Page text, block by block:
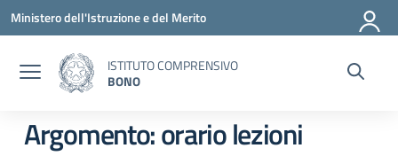
Vai ai contenuti
Vai al menu di navigazione
Vai al footer
Ministero dell'Istruzione e del Merito
ISTITUTO COMPRENSIVO
BONO
Argomento: orario lezioni